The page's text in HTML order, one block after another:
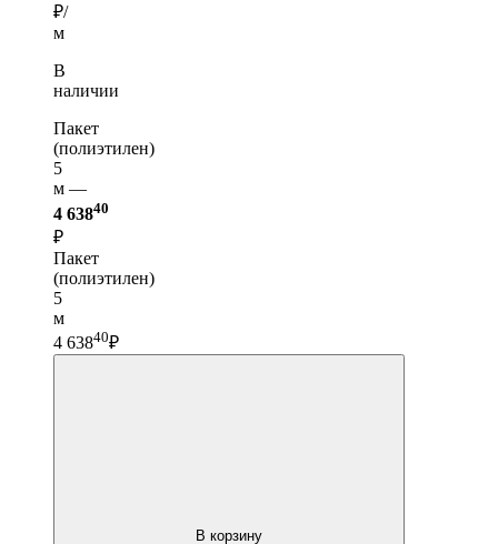
₽/
м
В
наличии
Пакет
(полиэтилен)
5
м —
4 63840
₽
Пакет
(полиэтилен)
5
м
4 63840₽
В корзину